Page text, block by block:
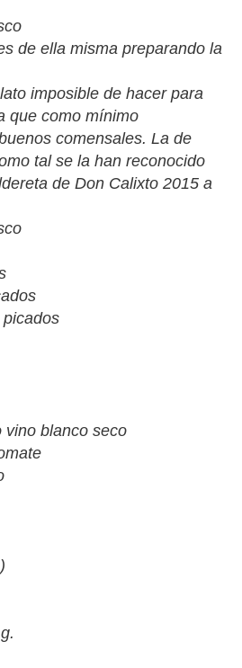
de ella misma preparando la
imposible de hacer para
que como mínimo
comensales. La de
tal se la han reconocido
de Don Calixto 2015 a
vino blanco seco